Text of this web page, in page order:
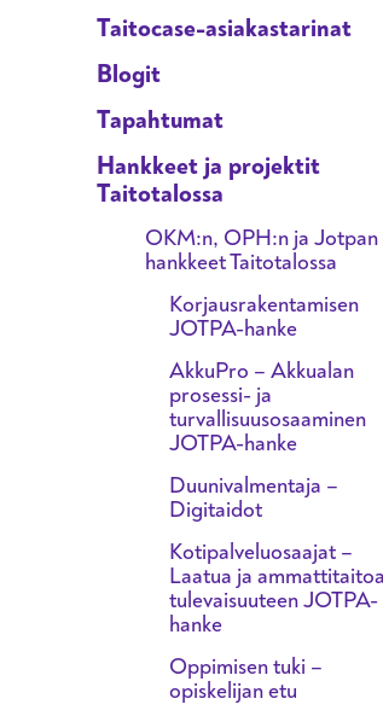
Taitocase-asiakastarinat
Blogit
Tapahtumat
Hankkeet ja projektit
Taitotalossa
OKM:n, OPH:n ja Jotpan
hankkeet Taitotalossa
Korjausrakentamisen
JOTPA-hanke
AkkuPro – Akkualan
prosessi- ja
turvallisuusosaaminen
JOTPA-hanke
Duunivalmentaja –
Digitaidot
Kotipalveluosaajat –
Laatua ja ammattitaitoa
tulevaisuuteen JOTPA-
hanke
Oppimisen tuki –
opiskelijan etu